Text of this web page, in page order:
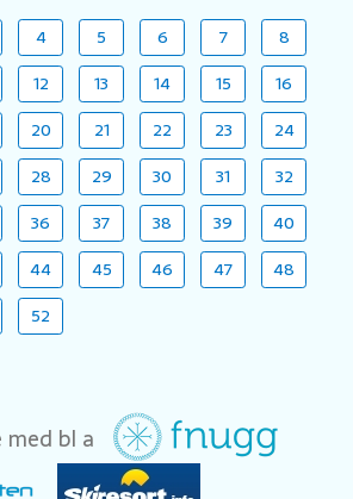
4 5 6 7
8
12 13 14 15
16
20 21 22 23
24
28 29 30 31
32
36 37 38 39
40
44 45 46 47
48
52
med bl a